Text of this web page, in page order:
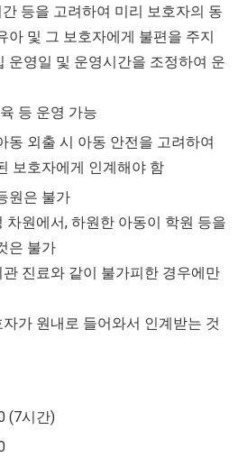
등을 고려하여 미리 보호자의 동
아 및 그 보호자에게 불편을 주지
운영일 및 운영시간을 조정하여 운
등 운영 가능
동 외출 시 아동 안전을 고려하여
보호자에게 인계해야 함
원은 불가
차원에서, 하원한 아동이 학원 등을
은 불가
진료와 같이 불가피한 경우에만
가 원내로 들어와서 인계받는 것
(7시간)